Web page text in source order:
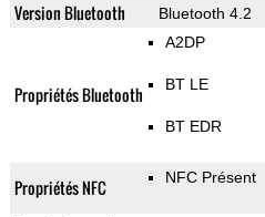
Version Bluetooth Bluetooth 4.2
Propriétés Bluetooth
A2DP
BT LE
BT EDR
Propriétés NFC NFC Présent